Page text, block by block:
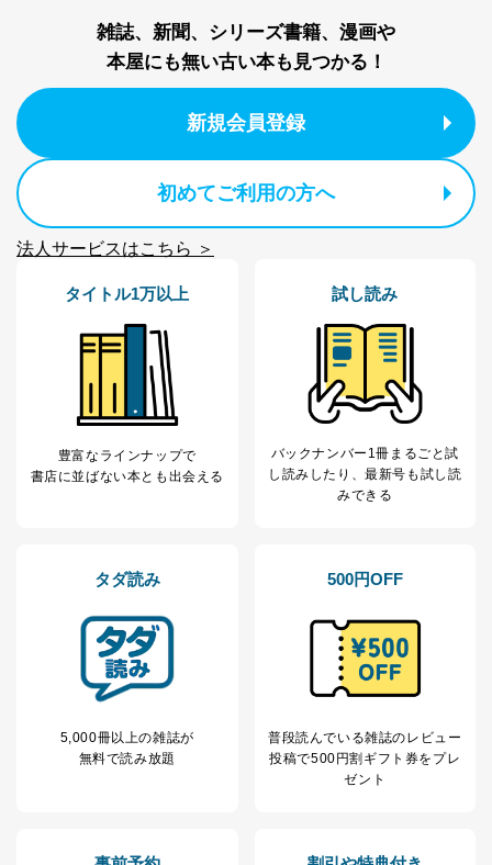
株式会社富士山マガジンサービス
代表取締役会長 西野 伸一郎
１．個人情報保護管理者
当社は以下の個人情報保護管理者を設置し、個人情報保
護管理者の責任のもと、個人情報を取得・アクセス・利
用・提供・管理いたします。
東京都渋谷区南平台町16-11
代表取締役会長 西野 伸一郎
田 嘉也
当社が取り扱う開示対象個人情報の利用目的は次のとお
りです。
No
個人情報の種類 利用目的
ービス等をご利用
購入商品の配送のため
個人が特定できない形で取得した
析して、趣味・嗜好に
応じた新商品・サービスに関する
当社にお問合わせ
人情報
お問い合わせ対応、トラブル対
質向上のため
カスタマーQ＆Aサイトの投稿内容
雑誌、新聞、シリーズ書籍、漫画や
本屋にも無い古い本も見つかる！
新規会員登録
初めてご利用の方へ
法人サービスはこちら ＞
タイトル1万以上
豊富なラインナップで
書店に並ばない本とも出会える
試し読み
バックナンバー1冊まるごと試
し読み したり、最新号も試し読
みできる
タダ読み
5,000冊以上の雑誌が
無料で読み放題
500円OFF
普段読んでいる雑誌のレビュー
投稿で500円割ギフト券をプレ
ゼント